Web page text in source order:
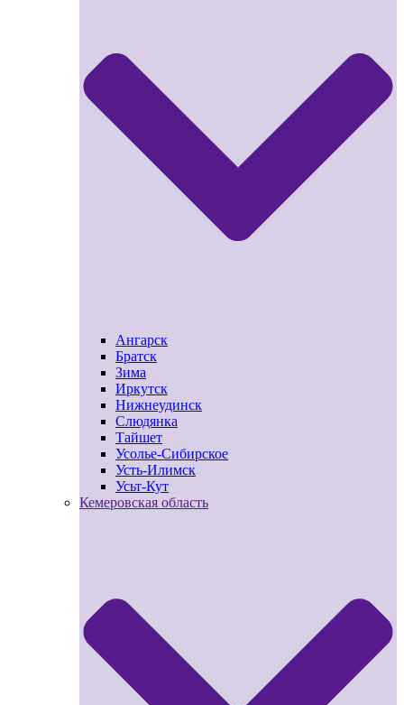
Ангарск
Братск
Зима
Иркутск
Нижнеудинск
Слюдянка
Тайшет
Усолье-Сибирское
Усть-Илимск
Усьт-Кут
Кемеровская область